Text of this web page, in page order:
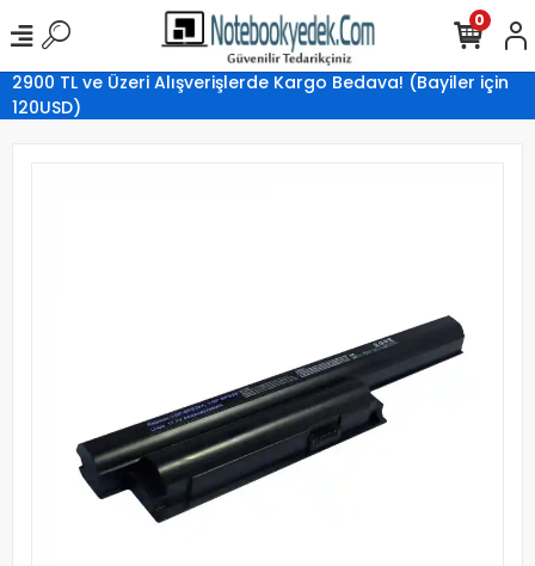
2900 TL ve Üzeri Alışverişlerde Kargo Bedava! (Bayiler için
120USD)
0